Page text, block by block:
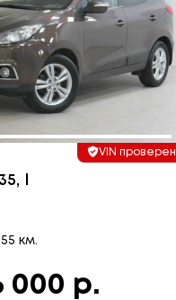
VIN проверен
I
км.
000 р.